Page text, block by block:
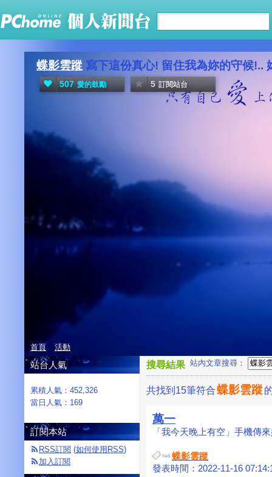
蝶影雲蹤 寫下這份真心! 留住我為妳的守候!..
507 愛的鼓勵 5 訂閱站台
首頁 活動
搜尋結果 站內文章搜尋：
共找到15筆符合蝶影雲蹤
萬一
「我今天晚上有空」手機傳
蝶影雲蹤
發表時間：2022-11-16
站台人氣
累積人氣： 452,326
當日人氣： 169
訂閱本站
RSS訂閱 (如何使用RSS)
加入訂閱